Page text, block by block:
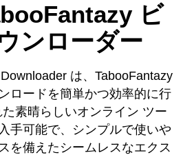
ビ
ンローダー
は、TabooFantazy
ロードを簡単かつ効率的に行
素晴らしいオンライン ツー
手可能で、シンプルで使いや
を備えたシームレスなエクス